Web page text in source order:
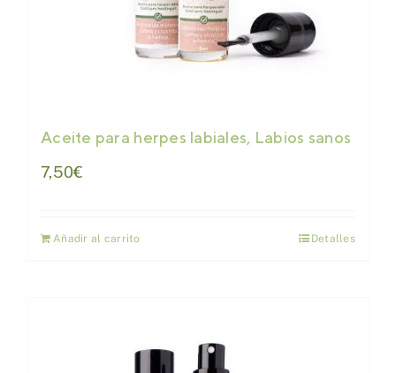
Aceite para herpes labiales, Labios sanos
7,50€
Añadir al carrito Detalles